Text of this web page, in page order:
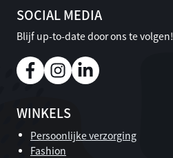
SOCIAL MEDIA
Blijf up-to-date door ons te volgen!
WINKELS
Persoonlijke verzorging
Fashion